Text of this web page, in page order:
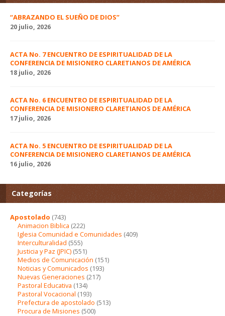
“ABRAZANDO EL SUEÑO DE DIOS”
20 julio, 2026
ACTA No. 7 ENCUENTRO DE ESPIRITUALIDAD DE LA
CONFERENCIA DE MISIONERO CLARETIANOS DE AMÉRICA
18 julio, 2026
ACTA No. 6 ENCUENTRO DE ESPIRITUALIDAD DE LA
CONFERENCIA DE MISIONERO CLARETIANOS DE AMÉRICA
17 julio, 2026
ACTA No. 5 ENCUENTRO DE ESPIRITUALIDAD DE LA
CONFERENCIA DE MISIONERO CLARETIANOS DE AMÉRICA
16 julio, 2026
Categorías
Apostolado (743)
Animacion Biblica (222)
Iglesia Comunidad e Comunidades (409)
Interculturalidad (555)
Justicia y Paz (JPIC) (551)
Medios de Comunicación (151)
Noticias y Comunicados (193)
Nuevas Generaciones (217)
Pastoral Educativa (134)
Pastoral Vocacional (193)
Prefectura de apostolado (513)
Procura de Misiones (500)